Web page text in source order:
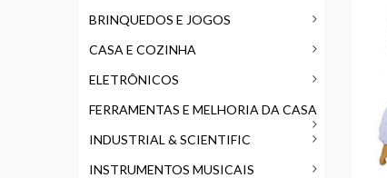
BRINQUEDOS E JOGOS
CASA E COZINHA
ELETRÔNICOS
FERRAMENTAS E MELHORIA DA CASA
INDUSTRIAL & SCIENTIFIC
INSTRUMENTOS MUSICAIS